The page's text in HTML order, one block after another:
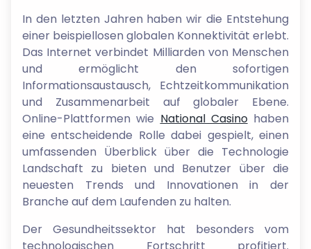
In den letzten Jahren haben wir die Entstehung
einer beispiellosen globalen Konnektivität erlebt.
Das Internet verbindet Milliarden von Menschen
und ermöglicht den sofortigen
Informationsaustausch, Echtzeitkommunikation
und Zusammenarbeit auf globaler Ebene.
Online-Plattformen wie National Casinohaben
eine entscheidende Rolle dabei gespielt, einen
umfassenden Überblick über die Technologie
Landschaft zu bieten und Benutzer über die
neuesten Trends und Innovationen in der
Branche auf dem Laufenden zu halten.
Der Gesundheitssektor hat besonders vom
technologischen Fortschritt profitiert.